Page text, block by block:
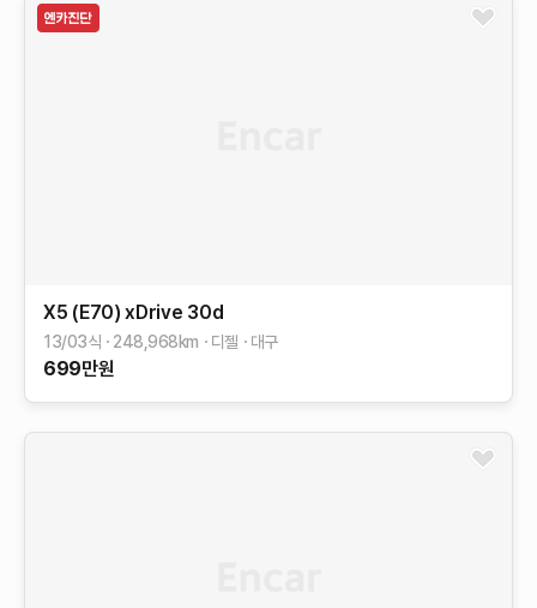
X5 (E70) xDrive 30d
13/03식 248,968km 디젤 대구
699만원